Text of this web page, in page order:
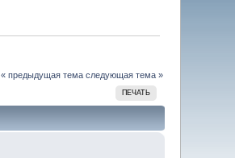
« предыдущая тема следующая тема »
ПЕЧАТЬ